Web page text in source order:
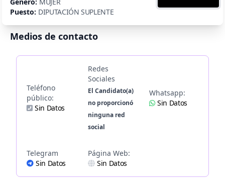
Puesto: DIPUTACIÓN SUPLENTE
Medios de contacto
Teléfono
público:
Sin Datos
Redes
Sociales
El Candidato(a)
no proporcionó
ninguna red
social
Whatsapp:
Sin Datos
Telegram
Sin Datos
Página Web:
Sin Datos